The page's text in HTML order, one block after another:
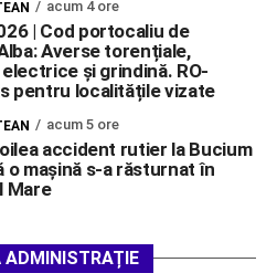
acum 4 ore
| Cod portocaliu de
Averse torențiale,
și grindină. RO-
pentru localitățile vizate
acum 5 ore
accident rutier la Bucium
o mașină s-a răsturnat în
Mare
ADMINISTRAȚIE